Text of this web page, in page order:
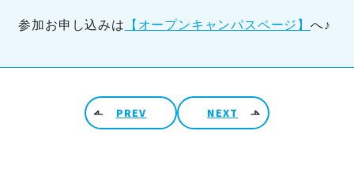
参加お申し込みは 【オープンキャンパスページ】へ♪
投稿ナビゲーションPREV NEXT